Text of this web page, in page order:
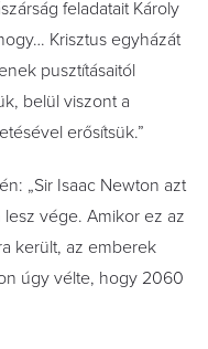
feladatait Károly
Krisztus egyházát
pusztításaitól
belül viszont a
erősítsük.”
„Sir Isaac Newton azt
vége. Amikor ez az
került, az emberek
úgy vélte, hogy 2060